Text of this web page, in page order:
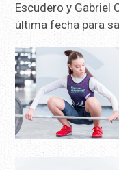
Escudero y Gabriel
última fecha para